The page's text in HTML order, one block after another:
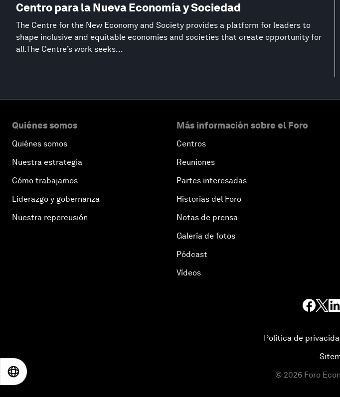
Centro para la Nueva Economía y Sociedad
The Centre for the New Economy and Society provides a platform for leaders to
shape inclusive and equitable economies and societies that create opportunity for
all.The Centre’s work seeks...
Quiénes somos
Quiénes somos
Nuestra estrategia
Cómo trabajamos
Liderazgo y gobernanza
Nuestra repercusión
Más información sobre el Foro
Centros
Reuniones
Partes interesadas
Historias del Foro
Notas de prensa
Galería de fotos
Pódcast
Vídeos
Política de
© 2026 Foro